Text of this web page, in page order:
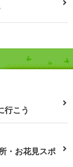
行こう
・お花見スポ